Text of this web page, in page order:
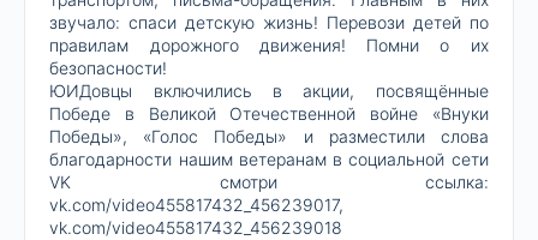
звучало: спаси детскую жизнь! Перевози детей по
правилам дорожного движения! Помни о их
безопасности!
ЮИДовцы включились в акции, посвящённые
Победе в Великой Отечественной войне «Внуки
Победы», «Голос Победы» и разместили слова
благодарности нашим ветеранам в социальной сети
VK смотри ссылка:
vk.com/video455817432_456239017,
vk.com/video455817432_456239018